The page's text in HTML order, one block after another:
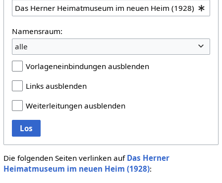
Namensraum:
alle
Vorlageneinbindungen ausblenden
Links ausblenden
Weiterleitungen ausblenden
Los
Die folgenden Seiten verlinken auf Das Herner
Heimatmuseum im neuen Heim (1928):